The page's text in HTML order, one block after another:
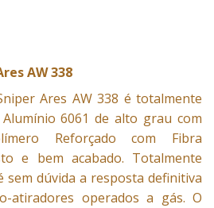
AW 338
Ares AW 338 é totalmente
6061 de alto grau com
Reforçado com Fibra
e bem acabado. Totalmente
sem dúvida a resposta definitiva
atiradores operados a gás. O